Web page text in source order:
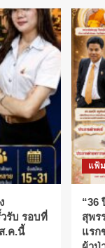
รับ รอบที่
.ค.นี้
แฟ้
“36
สุพร
แรก